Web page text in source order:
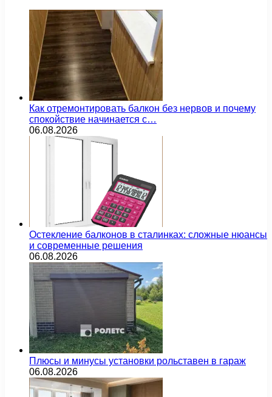
Как отремонтировать балкон без нервов и почему
спокойствие начинается с…
06.08.2026
Остекление балконов в сталинках: сложные нюансы
и современные решения
06.08.2026
Плюсы и минусы установки рольставен в гараж
06.08.2026